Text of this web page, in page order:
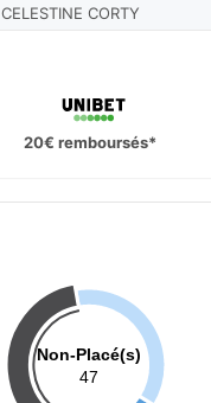
CELESTINE CORTY
20€ remboursés*
Non-Placé(s)
47